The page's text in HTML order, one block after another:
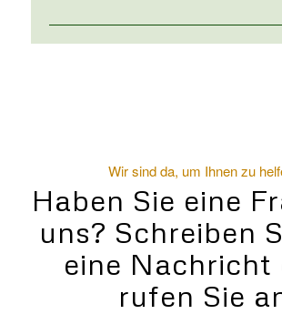
Wir sind da, um Ihnen zu
Haben Sie eine
uns? Schreiben
eine Nachricht
rufen Sie